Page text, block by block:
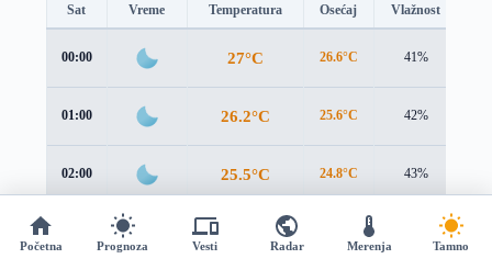
Sat Vreme Temperatura Osećaj Vlažnost
00:00 27°C 26.6°C 41%
01:00 26.2°C 25.6°C 42%
02:00 25.5°C 24.8°C 43%
Početna Prognoza Vesti Radar Merenja Tamno